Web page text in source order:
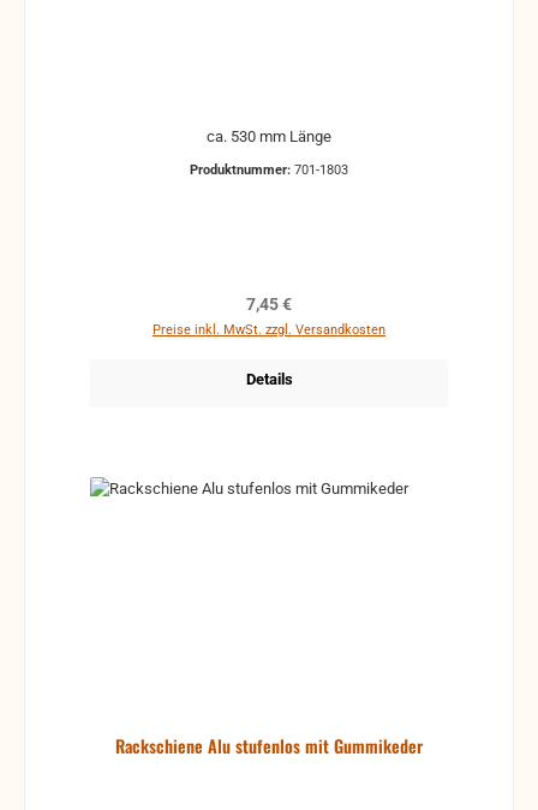
ca. 530 mm Länge
Produktnummer: 701-1803
Regulärer Preis:
7,45 €
Preise inkl. MwSt. zzgl. Versandkosten
Details
Rackschiene Alu stufenlos mit Gummikeder